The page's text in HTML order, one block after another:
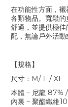
在功能性方面，
各類物品。寬鬆
舒適，並提供極
配，無論戶外活動
【規格】
尺寸： M/ L / XL
本體 – 尼龍 87% /
內裏 – 聚酯纖維